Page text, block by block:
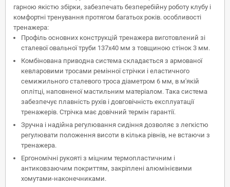
гарною якістю збірки, забезпечать безперебійну роботу клубу і
комфортні тренування протягом багатьох років. особливості
тренажера:
Профіль основних конструкцій тренажера виготовлений зі
сталевої овальної труби 137х40 мм з товщиною стінок 3 мм.
Комбінована приводна система складається з армованої
кевларовими тросами ремінної стрічки і еластичного
семижильного сталевого троса діаметром 6 мм, в м'якій
оплітці, наповненої мастильним матеріалом. Така система
забезпечує плавність рухів і довговічність експлуатації
тренажерів. Стрічка має довічний термін гарантії.
Зручна і надійна регулювання сидіння дозволяє з легкістю
регулювати положення висоти в кілька рівнів, не встаючи з
тренажера.
Ергономічні рукояті з міцним термопластичним і
антиковзаючим покриттям, закріплені алюмінієвими
хомутами-наконечниками.